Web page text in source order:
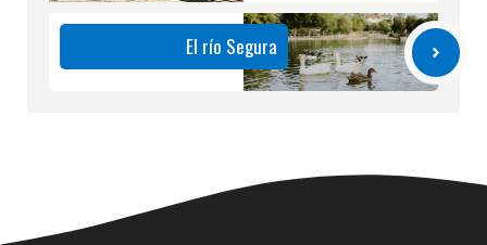
El río Segura